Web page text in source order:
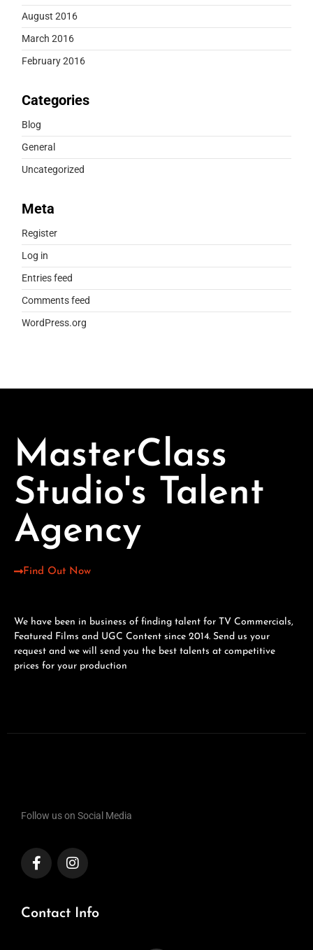
August 2016
March 2016
February 2016
Categories
Blog
General
Uncategorized
Meta
Register
Log in
Entries feed
Comments feed
WordPress.org
MasterClass
Studio's Talent
Agency
Find Out Now
We have been in business of finding talent for TV Commercials,
Featured Films and UGC Content since 2014. Send us your
request and we will send you the best talents at competitive
prices for your production
Follow us on Social Media
Contact Info